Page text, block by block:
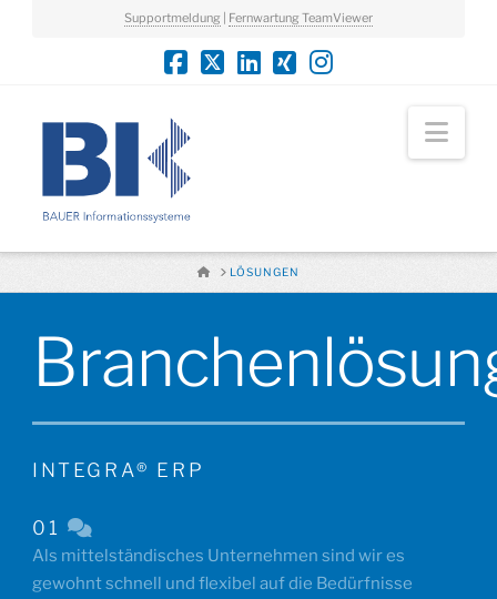
Supportmeldung | Fernwartung TeamViewer
HOMELÖSUNGEN
INTEGRA® ERP
01
Als mittelständisches Unternehmen sind wir es
gewohnt schnell und flexibel auf die Bedürfnisse